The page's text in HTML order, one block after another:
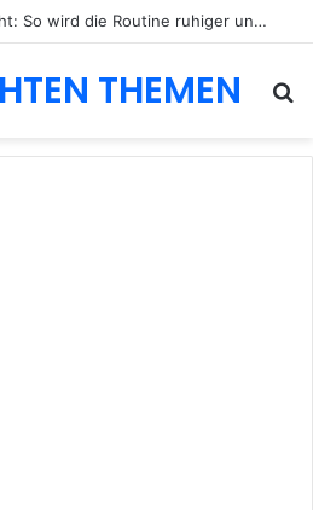
Abpumpen in der Nacht: So wird die Routine ruhiger und besser planbar
THEMEN